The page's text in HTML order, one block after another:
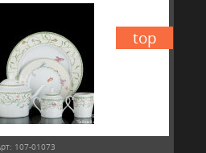
top
107-01073